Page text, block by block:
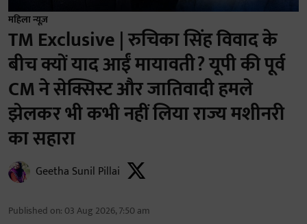
महिला न्यूज़
TM Exclusive | रुचिका सिंह विवाद के
बीच क्यों याद आईं मायावती? यूपी की पूर्व
CM ने सेक्सिस्ट और जातिवादी हमले
झेलकर भी कभी नहीं लिया राज्य मशीनरी
का सहारा
Geetha Sunil Pillai
Published on: 03 Aug 2026, 7:50 am